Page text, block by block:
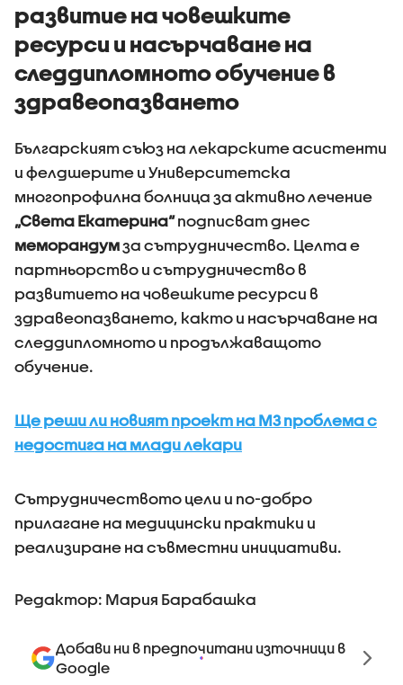
развитие на човешките
ресурси и насърчаване на
следдипломното обучение в
здравеопазването
Българският съюз на лекарските асистенти
и фелдшерите и Университетска
многопрофилна болница за активно лечение
„Света Екатерина“подписват днес
меморандумза сътрудничество. Целта е
партньорство и сътрудничество в
развитието на човешките ресурси в
здравеопазването, както и насърчаване на
следдипломното и продължаващото
обучение.
Ще реши ли новият проект на МЗ проблема с
недостига на млади лекари
Сътрудничеството цели и по-добро
прилагане на медицински практики и
реализиране на съвместни инициативи.
Редактор: Мария Барабашка
Добави ни в предпочитани източници в
Google